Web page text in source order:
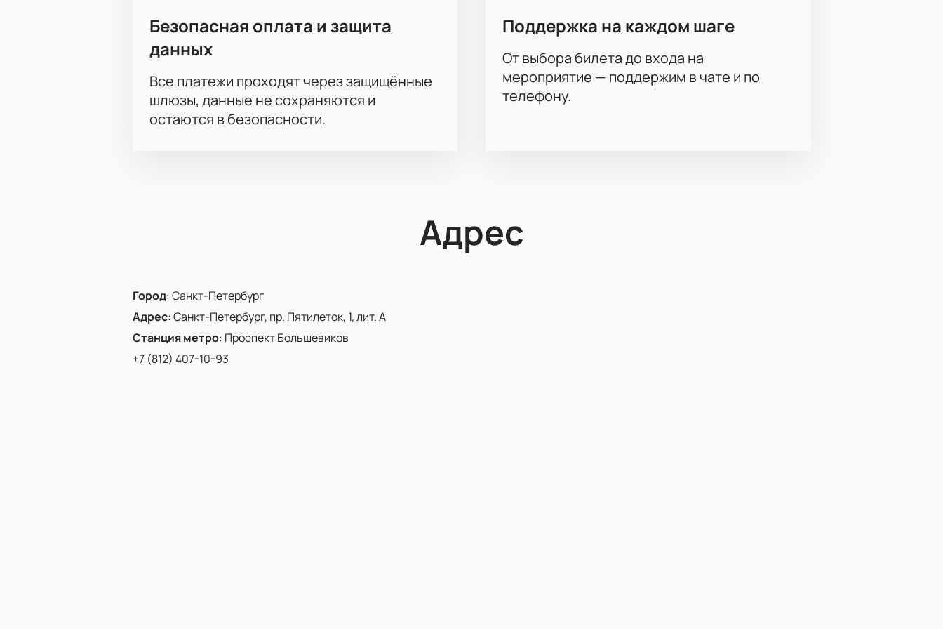
Безопасная оплата и защита
данных
Все платежи проходят через защищённые
шлюзы, данные не сохраняются и
остаются в безопасности.
Поддержка на каждом шаге
От выбора билета до входа на
мероприятие — поддержим в чате и по
телефону.
Адрес
Город:Санкт-Петербург
Адрес:Санкт-Петербург, пр. Пятилеток, 1, лит. А
Станция метро: Проспект Большевиков
+7 (812) 407-10-93